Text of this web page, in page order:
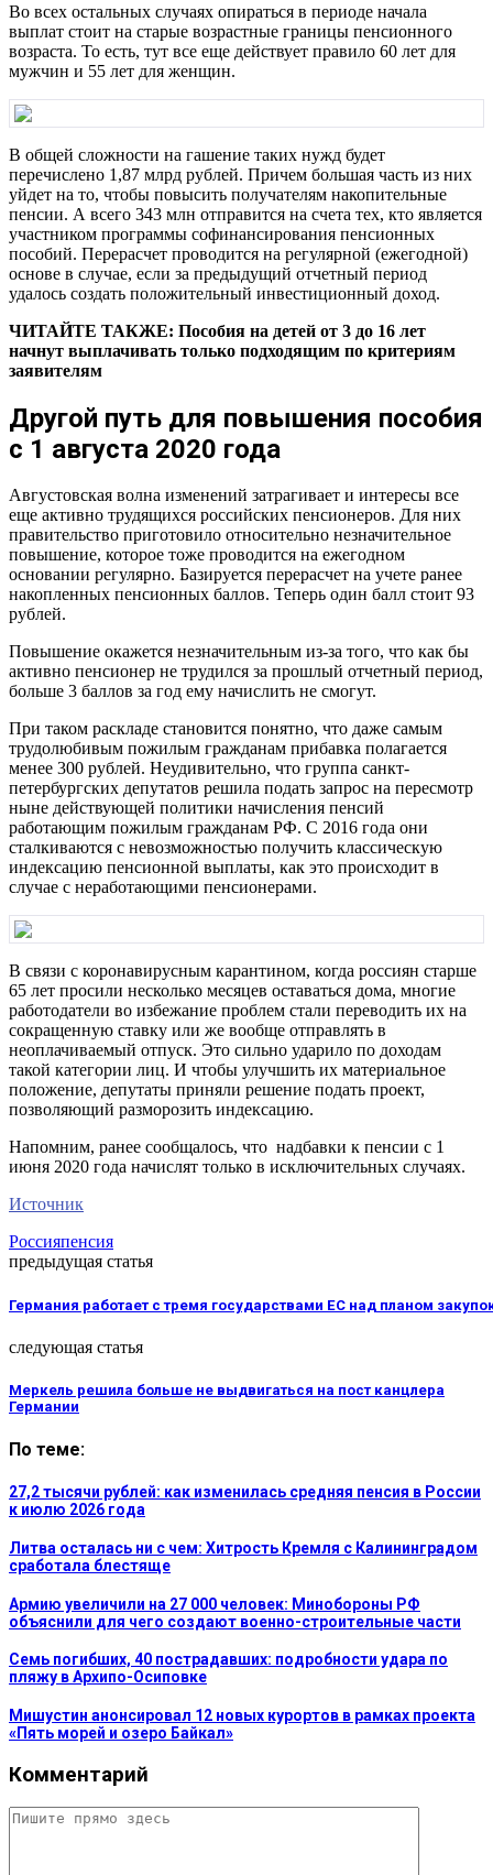
Во всех остальных случаях опираться в периоде начала
выплат стоит на старые возрастные границы пенсионного
возраста. То есть, тут все еще действует правило 60 лет для
мужчин и 55 лет для женщин.
В общей сложности на гашение таких нужд будет
перечислено 1,87 млрд рублей. Причем большая часть из них
уйдет на то, чтобы повысить получателям накопительные
пенсии. А всего 343 млн отправится на счета тех, кто является
участником программы софинансирования пенсионных
пособий. Перерасчет проводится на регулярной (ежегодной)
основе в случае, если за предыдущий отчетный период
удалось создать положительный инвестиционный доход.
ЧИТАЙТЕ ТАКЖЕ: Пособия на детей от 3 до 16 лет
начнут выплачивать только подходящим по критериям
заявителям
Другой путь для повышения пособия
с 1 августа 2020 года
Августовская волна изменений затрагивает и интересы все
еще активно трудящихся российских пенсионеров. Для них
правительство приготовило относительно незначительное
повышение, которое тоже проводится на ежегодном
основании регулярно. Базируется перерасчет на учете ранее
накопленных пенсионных баллов. Теперь один балл стоит 93
рублей.
Повышение окажется незначительным из-за того, что как бы
активно пенсионер не трудился за прошлый отчетный период,
больше 3 баллов за год ему начислить не смогут.
При таком раскладе становится понятно, что даже самым
трудолюбивым пожилым гражданам прибавка полагается
менее 300 рублей. Неудивительно, что группа санкт-
петербургских депутатов решила подать запрос на пересмотр
ныне действующей политики начисления пенсий
работающим пожилым гражданам РФ. С 2016 года они
сталкиваются с невозможностью получить классическую
индексацию пенсионной выплаты, как это происходит в
случае с неработающими пенсионерами.
В связи с коронавирусным карантином, когда россиян старше
65 лет просили несколько месяцев оставаться дома, многие
работодатели во избежание проблем стали переводить их на
сокращенную ставку или же вообще отправлять в
неоплачиваемый отпуск. Это сильно ударило по доходам
такой категории лиц. И чтобы улучшить их материальное
положение, депутаты приняли решение подать проект,
позволяющий разморозить индексацию.
Напомним, ранее сообщалось, что надбавки к пенсии с 1
июня 2020 года начислят только в исключительных случаях.
Источник
Россияпенсия
предыдущая статья
Германия работает с тремя государствами ЕС над планом
следующая статья
Меркель решила больше не выдвигаться на пост канцлера
Германии
По теме:
27,2 тысячи рублей: как изменилась средняя пенсия в России
к июлю 2026 года
Литва осталась ни с чем: Хитрость Кремля с Калининградом
сработала блестяще
Армию увеличили на 27 000 человек: Минобороны РФ
объяснили для чего создают военно-строительные части
Семь погибших, 40 пострадавших: подробности удара по
пляжу в Архипо-Осиповке
Мишустин анонсировал 12 новых курортов в рамках проекта
«Пять морей и озеро Байкал»
Комментарий